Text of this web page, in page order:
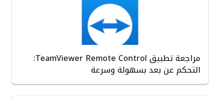
مراجعة تطبيق TeamViewer Remote Control:
التحكم عن بعد بسهولة وسرعة